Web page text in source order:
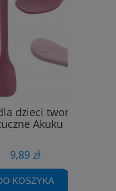
dzieci tworzywo
Akuku
9,89 zł
KOSZYKA